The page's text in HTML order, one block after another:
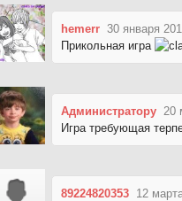
hemerr 30 января
Прикольная игра
Администратору 20
Игра требующая
89224820353 12